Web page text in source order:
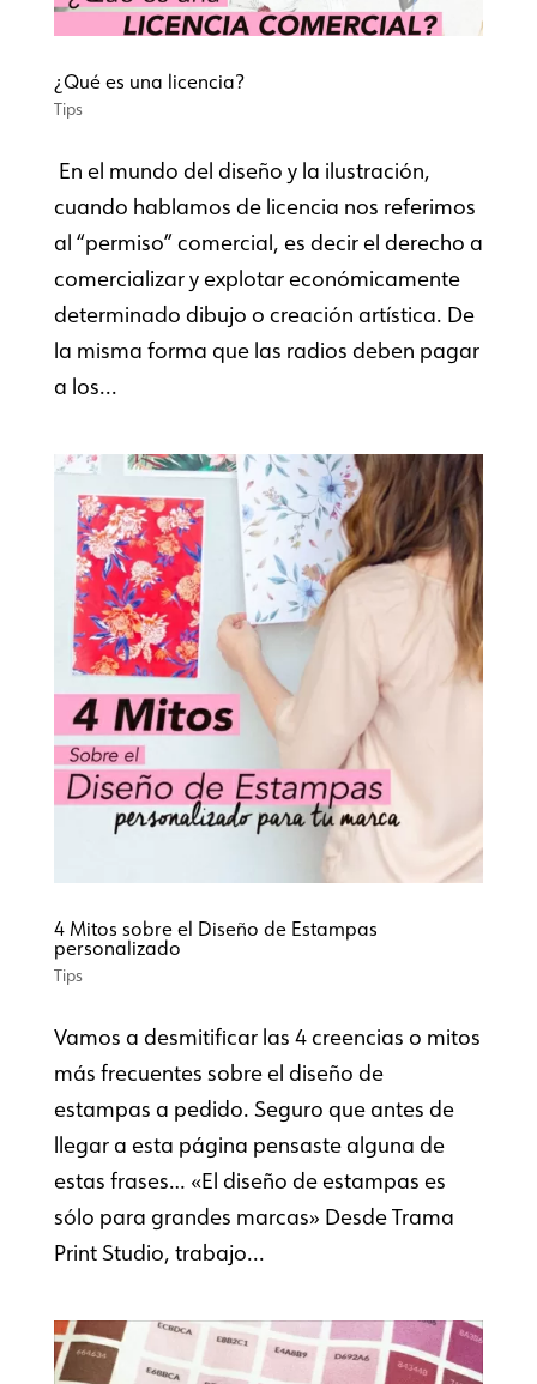
¿Qué es una licencia?
Tips
En el mundo del diseño y la ilustración,
cuando hablamos de licencia nos referimos
al “permiso” comercial, es decir el derecho a
comercializar y explotar económicamente
determinado dibujo o creación artística. De
la misma forma que las radios deben pagar
a los...
4 Mitos sobre el Diseño de Estampas
personalizado
Tips
Vamos a desmitificar las 4 creencias o mitos
más frecuentes sobre el diseño de
estampas a pedido. Seguro que antes de
llegar a esta página pensaste alguna de
estas frases… «El diseño de estampas es
sólo para grandes marcas» Desde Trama
Print Studio, trabajo...